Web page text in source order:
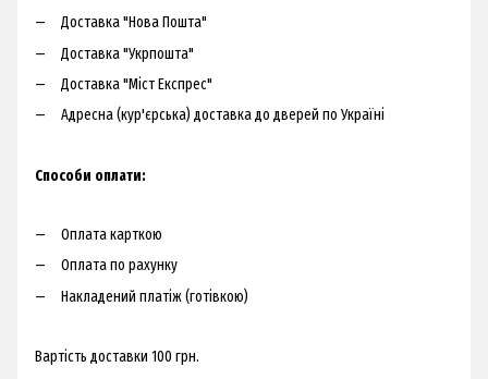
Доставка "Нова Пошта"
Доставка "Укрпошта"
Доставка "Міст Експрес"
Адресна (кур'єрська) доставка до дверей по Україні​
Способи оплати:
Оплата карткою
Оплата по рахунку
Накладений платіж (готівкою)
Вартість доставки 100 грн.​